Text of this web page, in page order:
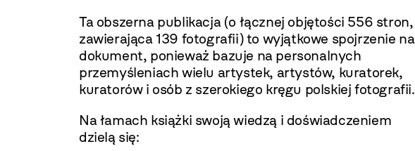
Ta obszerna publikacja (o łącznej objętości 556 stron,
zawierająca 139 fotografii) to wyjątkowe spojrzenie na
dokument, ponieważ bazuje na personalnych
przemyśleniach wielu artystek, artystów, kuratorek,
kuratorów i osób z szerokiego kręgu polskiej fotografii.
Na łamach książki swoją wiedzą i doświadczeniem
dzielą się: